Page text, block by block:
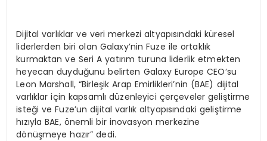
Dijital varlıklar ve veri merkezi altyapısındaki küresel
liderlerden biri olan Galaxy’nin Fuze ile ortaklık
kurmaktan ve Seri A yatırım turuna liderlik etmekten
heyecan duyduğunu belirten Galaxy Europe CEO’su
Leon Marshall, “Birleşik Arap Emirlikleri’nin (BAE) dijital
varlıklar için kapsamlı düzenleyici çerçeveler geliştirme
isteği ve Fuze’un dijital varlık altyapısındaki geliştirme
hızıyla BAE, önemli bir inovasyon merkezine
dönüşmeye hazır” dedi.